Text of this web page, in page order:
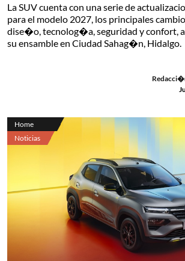
La SUV cuenta con una serie de
para el modelo 2027, los principales
dise�o, tecnolog�a, seguridad y confort,
su ensamble en Ciudad Sahag�n, Hidalgo.
Home
Noticias